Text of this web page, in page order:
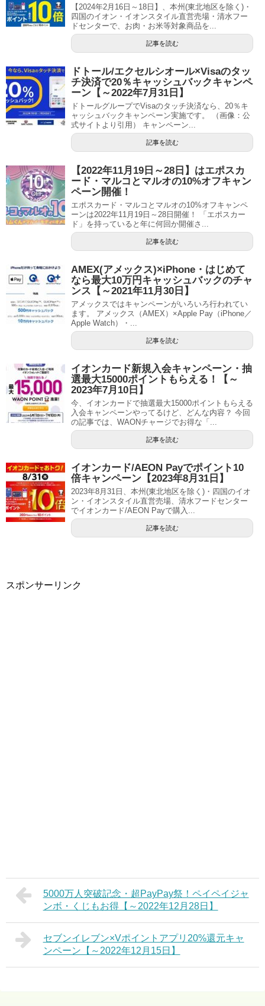
【2024年2月16日～18日】、本州(東北地区を除く)・
四国のイオン・イオンスタイル直営売場・清水フー
ドセンターで、お肉・お米等対象商品を...
記事を読む
ドトール/エクセルシオール×Visaのタッ
チ決済で20％キャッシュバックキャンペ
ーン【～2022年7月31日】
ドトールグループでVisaのタッチ決済なら、20％キ
ャッシュバックキャンペーン実施です。 （画像：公
式サイトより引用） キャンペーン...
記事を読む
【2022年11月19日～28日】はエポスカ
ード・マルコとマルオの10%オフキャン
ペーン開催！
エポスカード・マルコとマルオの10%オフキャンペ
ーンは2022年11月19日～28日開催！ 「エポスカー
ド」を持っていると年に何回か開催さ...
記事を読む
AMEX(アメックス)×iPhone・はじめて
なら最大10万円キャッシュバックのチャ
ンス【～2021年11月30日】
アメックスではキャンペーンがいろいろ行われてい
ます。 アメックス（AMEX）×Apple Pay（iPhone／
Apple Watch）・...
記事を読む
イオンカード新規入会キャンペーン・抽
選最大15000ポイントもらえる！【～
2023年7月10日】
今、イオンカードで抽選最大15000ポイントもらえる
入会キャンペーンやってるけど、どんな内容？ 今回
の記事では、WAONチャージでお得な「...
記事を読む
イオンカード/AEON Payでポイント10
倍キャンペーン【2023年8月31日】
2023年8月31日、本州(東北地区を除く)・四国のイオ
ン・イオンスタイル直営売場、清水フードセンター
でイオンカード/AEON Payで購入...
記事を読む
スポンサーリンク
5000万人突破記念・超PayPay祭！ペイペイジャ
ンボ・くじもお得【～2022年12月28日】
セブンイレブン×Vポイントアプリ20%還元キャ
ンペーン【～2022年12月15日】